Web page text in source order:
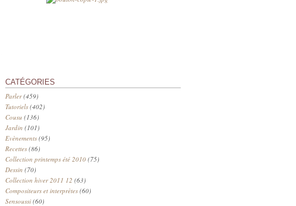
CATÉGORIES
Parler(459)
Tutoriels (402)
Cousu (136)
Jardin (101)
Evènements (95)
Recettes (86)
Collection printemps été 2010 (75)
Dessin (70)
Collection hiver 2011 12 (63)
Compositeurs et interprètes (60)
Sensoussi (60)